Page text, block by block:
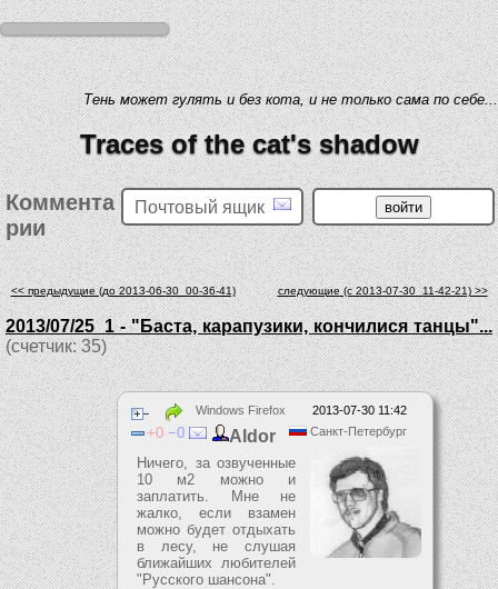
Тень может гулять и без кота, и не только сама по себе...
Traces of the cat's shadow
Почтовый ящик
Коммента
рии
<< предыдущие (до 2013-06-30_00-36-41) следующие (c 2013-07-30_11-42-21) >>
2013/07/25_1 - "Баста, карапузики, кончилися танцы"...
(счетчик: 35)
2013-07-30 11:42
Windows Firefox
Санкт-Петербург
0 0 Aldor
Ничего, за озвученные
10 м2 можно и
заплатить. Мне не
жалко, если взамен
можно будет отдыхать
в лесу, не слушая
ближайших любителей
"Русского шансона".